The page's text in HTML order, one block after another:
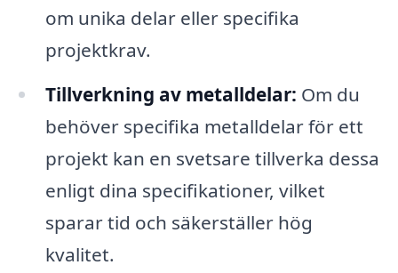
om unika delar eller specifika
projektkrav.
Tillverkning av metalldelar: Om du
behöver specifika metalldelar för ett
projekt kan en svetsare tillverka dessa
enligt dina specifikationer, vilket
sparar tid och säkerställer hög
kvalitet.